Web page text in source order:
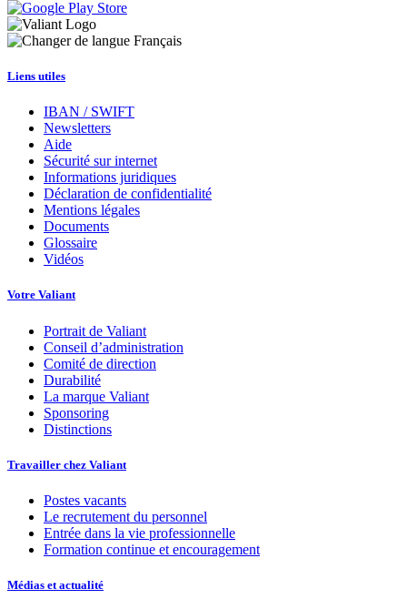
Français
Liens utiles
IBAN / SWIFT
Newsletters
Aide
Sécurité sur internet
Informations juridiques
Déclaration de confidentialité
Mentions légales
Documents
Glossaire
Vidéos
Votre Valiant
Portrait de Valiant
Conseil d’administration
Comité de direction
Durabilité
La marque Valiant
Sponsoring
Distinctions
Travailler chez Valiant
Postes vacants
Le recrutement du personnel
Entrée dans la vie professionnelle
Formation continue et encouragement
Médias et actualité